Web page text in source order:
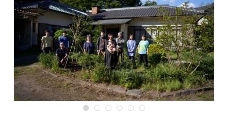
日本語
English